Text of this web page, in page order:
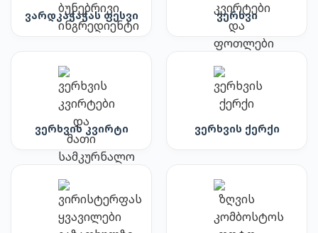
ვარდკაჭაჭას ფესვი ვერხვი
ვერხვის კვირტი ვერხვის ქერქი